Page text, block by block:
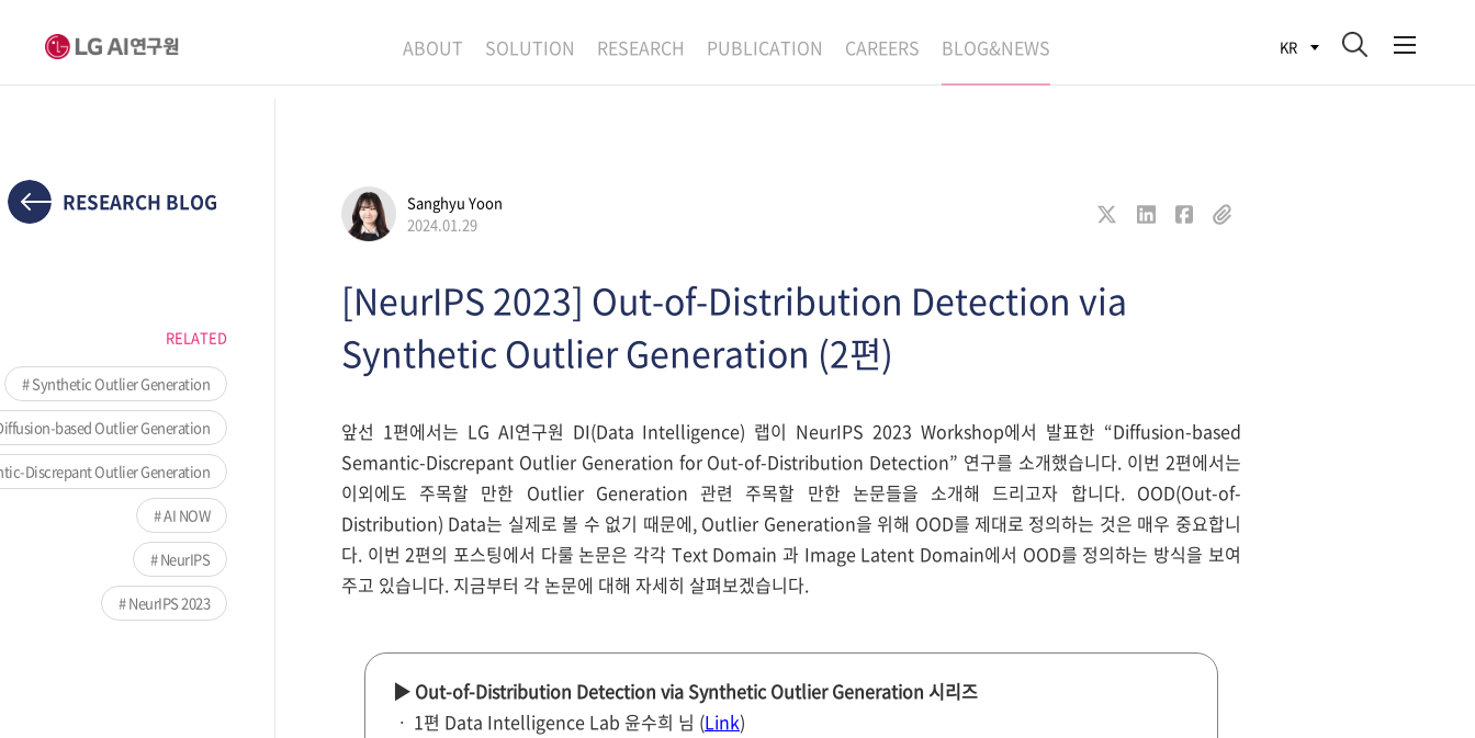
ABOUT
ETHICS PRINCIPLES
LOCATION
SOLUTION RESEARCH
DATA INTELLIGENCE
MATERIALS INTELLIGENCE
PUBLICATION CAREERS BLOG&NEWS KR
RESEARCH BLOG
RELATED
Synthetic Outlier Generation
based Outlier Generation
Discrepant Outlier Generation
AI NOW
NeurIPS
NeurIPS 2023
Sanghyu Yoon
2024.01.29
[NeurIPS 2023] Out-of-Distribution Detection via
Synthetic Outlier Generation (2편)
앞선 1편에서는 LG AI연구원 DI(Data Intelligence) 랩이 NeurIPS 2023 Workshop에서 발표한 “Diffusion-based
Semantic-Discrepant Outlier Generation for Out-of-Distribution Detection” 연구를 소개했습니다. 이번 2편에서는
이외에도 주목할 만한 Outlier Generation 관련 주목할 만한 논문들을 소개해 드리고자 합니다. OOD(Out-of-
Distribution) Data는 실제로 볼 수 없기 때문에, Outlier Generation을 위해 OOD를 제대로 정의하는 것은 매우 중요합니
다. 이번 2편의 포스팅에서 다룰 논문은 각각 Text Domain 과 Image Latent Domain에서 OOD를 정의하는 방식을 보여
주고 있습니다. 지금부터 각 논문에 대해 자세히 살펴보겠습니다.
▶ Out-of-Distribution Detection via Synthetic Outlier Generation 시리즈
ㆍ 1편 Data Intelligence Lab 윤수희 님 (Link)